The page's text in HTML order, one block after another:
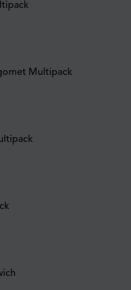
Multipack